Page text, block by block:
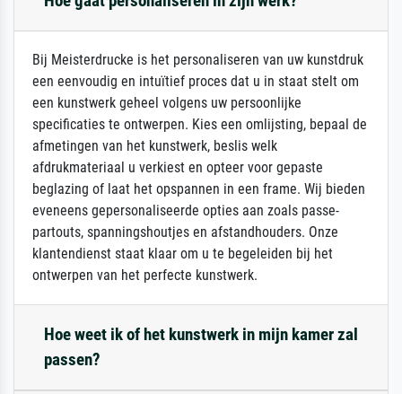
Bij Meisterdrucke is het personaliseren van uw kunstdruk
een eenvoudig en intuïtief proces dat u in staat stelt om
een kunstwerk geheel volgens uw persoonlijke
specificaties te ontwerpen. Kies een omlijsting, bepaal de
afmetingen van het kunstwerk, beslis welk
afdrukmateriaal u verkiest en opteer voor gepaste
beglazing of laat het opspannen in een frame. Wij bieden
eveneens gepersonaliseerde opties aan zoals passe-
partouts, spanningshoutjes en afstandhouders. Onze
klantendienst staat klaar om u te begeleiden bij het
ontwerpen van het perfecte kunstwerk.
Hoe weet ik of het kunstwerk in mijn kamer zal
passen?